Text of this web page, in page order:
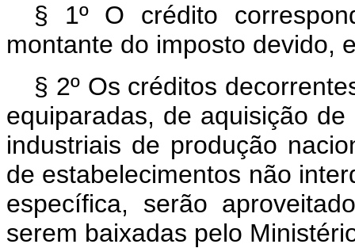
§ 1º O crédito
montante do imposto devido,
§ 2º Os créditos
equiparadas, de aquisição
industriais de produção
de estabelecimentos não
específica, serão
serem baixadas pelo